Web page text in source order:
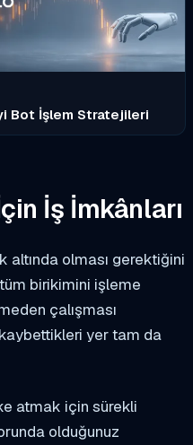
Bot İşlem Stratejileri
İş İmkânları
olması gerektiğini
birikimini işleme
çalışması
yer tam da
atmak için sürekli
olduğunuz